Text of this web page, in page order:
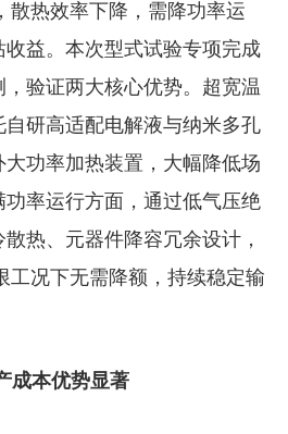
散热效率下降，需降功率运
益。本次型式试验专项完成
验证两大核心优势。超宽温
研高适配电解液与纳米多孔
功率加热装置，大幅降低场
率运行方面，通过低气压绝
热、元器件降容冗余设计，
工况下无需降额，持续稳定输
成本优势显著